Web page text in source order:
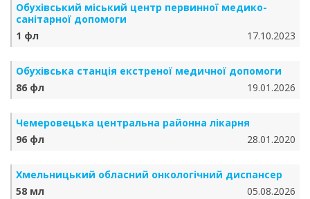
Обухівський міський центр первинної медико-
санітарної допомоги
1 фл
17.10.2023
Обухівська станція екстреної медичної допомоги
86 фл
19.01.2026
Чемеровецька центральна районна лікарня
96 фл
28.01.2020
Хмельницький обласний онкологічний диспансер
58 мл
05.08.2026